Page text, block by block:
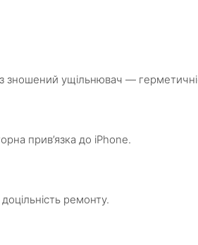
ущільнювач —
прив’язка до iPhone.
ремонту.